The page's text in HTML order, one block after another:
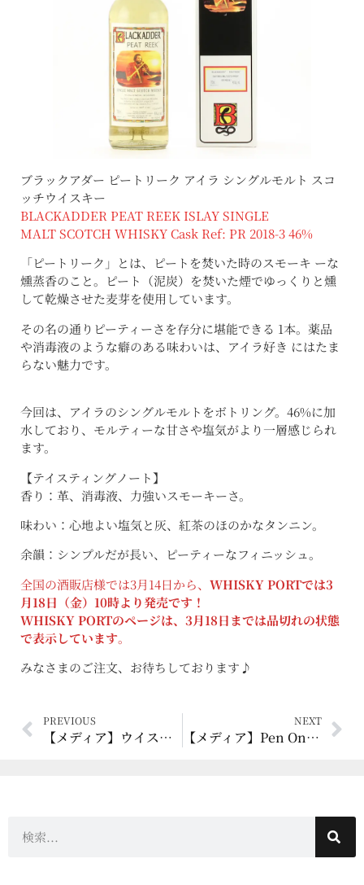
ブラックアダー ピートリーク アイラ シングルモルト スコ
ッチウイスキー
BLACKADDER PEAT REEK ISLAY SINGLE
MALT SCOTCH WHISKY Cask Ref: PR 2018-3 46%
「ピートリーク」とは、ピートを焚いた時のスモーキ ーな
燻蒸香のこと。ピート（泥炭）を焚いた煙でゆっくりと燻
して乾燥させた麦芽を使用しています。
その名の通りピーティーさを存分に堪能できる 1本。薬品
や消毒液のような癖のある味わいは、アイラ好き にはたま
らない魅力です。
今回は、アイラのシングルモルトをボトリング。46%に加
水しており、モルティーな甘さや塩気がより一層感じられ
ます。
【テイスティングノート】
香り：革、消毒液、力強いスモーキーさ。
味わい：心地よい塩気と灰、紅茶のほのかなタンニン。
余韻：シンプルだが長い、ピーティーなフィニッシュ。
全国の酒販店様では3月14日から、 WHISKY PORTでは3
月18日（金）10時より発売です！
WHISKY PORTのページは、3月18日までは品切れの状態
で表示しています。
みなさまのご注文、お待ちしております♪
PREVIOUS
【メディア】ウイスキーガロア 2022年4月号 [ボトラーズ物語]
NEXT
【メディア】Pen Online 2022年3月17日 [ウイスキージャーナリストが注目する“オクシズ”の蒸溜所より、初のブレンデッドウイスキーがリリース]